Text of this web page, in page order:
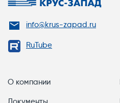
info@krus-zapad.ru
RuTube
О компании